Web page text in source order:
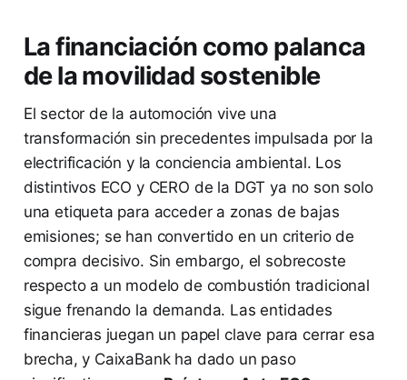
La financiación como palanca
de la movilidad sostenible
El sector de la automoción vive una
transformación sin precedentes impulsada por la
electrificación y la conciencia ambiental. Los
distintivos ECO y CERO de la DGT ya no son solo
una etiqueta para acceder a zonas de bajas
emisiones; se han convertido en un criterio de
compra decisivo. Sin embargo, el sobrecoste
respecto a un modelo de combustión tradicional
sigue frenando la demanda. Las entidades
financieras juegan un papel clave para cerrar esa
brecha, y CaixaBank ha dado un paso